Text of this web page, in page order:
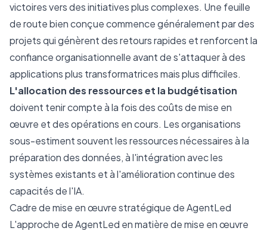
victoires vers des initiatives plus complexes. Une feuille
de route bien conçue commence généralement par des
projets qui génèrent des retours rapides et renforcent la
confiance organisationnelle avant de s'attaquer à des
applications plus transformatrices mais plus difficiles.
L'allocation des ressources et la budgétisation
doivent tenir compte à la fois des coûts de mise en
œuvre et des opérations en cours. Les organisations
sous-estiment souvent les ressources nécessaires à la
préparation des données, à l'intégration avec les
systèmes existants et à l'amélioration continue des
capacités de l'IA.
Cadre de mise en œuvre stratégique de AgentLed
L'approche de AgentLed en matière de mise en œuvre